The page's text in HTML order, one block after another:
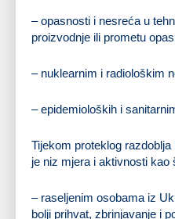
– opasnosti i nesreća u
proizvodnje ili prometu
– nuklearnim i radiološkim
– epidemioloških i
Tijekom proteklog
je niz mjera i aktivnosti kao
– raseljenim osobama iz
bolji prihvat, zbrinjavanje i